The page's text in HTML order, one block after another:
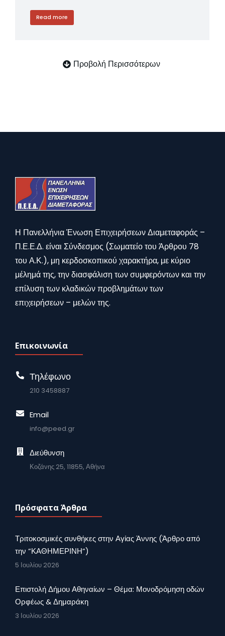
Read more
Προβολή Περισσότερων
Η Πανελλήνια Ένωση Επιχειρήσεων Διαμεταφοράς –
Π.Ε.Ε.Δ. είναι Σύνδεσμος (Σωματείο του Άρθρου 78
του Α.Κ.), μη κερδοσκοπικού χαρακτήρα, με κύριο
μέλημά της, την διασφάλιση των συμφερόντων και την
επίλυση των κλαδικών προβλημάτων των
επιχειρήσεων – μελών της.
Επικοινωνία
Τηλέφωνο
210 3458887
Email
info@peed.gr
Διεύθυνση
Κοζάνης 25, 11855, Αθήνα
Πρόσφατα Άρθρα
Τριτοκοσμικές συνθήκες στην Αγίας Άννης (Άρθρο από
την ”ΚΑΘΗΜΕΡΙΝΗ”)
5 Ιουλίου 2026
Επιστολή Δήμου Αθηναίων – Θέμα: Μονοδρόμηση οδών
Ορφέως & Δημαράκη
3 Ιουλίου 2026